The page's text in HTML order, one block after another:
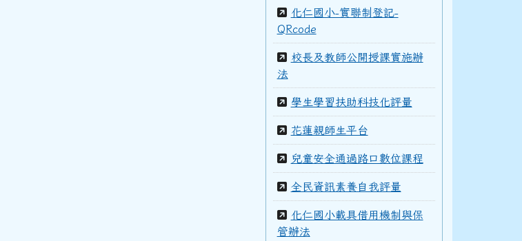
103學年度(104年6月)第45屆教師
100學年度(101年6月)第41屆乙班
100學年度(101年6月)第41屆甲班
化仁國小-實聯制登記-
QRcode
校長及教師公開授課實施辦
法
學生學習扶助科技化評量
花蓮親師生平台
兒童安全通過路口數位課程
全民資訊素養自我評量
化仁國小載具借用機制與保
管辦法